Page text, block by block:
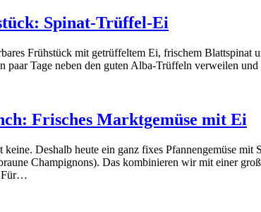
Spinat-Trüffel-Ei
Frühstück mit getrüffeltem Ei, frischem
paar Tage neben den guten Alba-Trüffeln verweilen
Frisches Marktgemüse mit Ei
Deshalb heute ein ganz fixes Pfannengemüse
Champignons). Das kombinieren wir mit einer
Für…